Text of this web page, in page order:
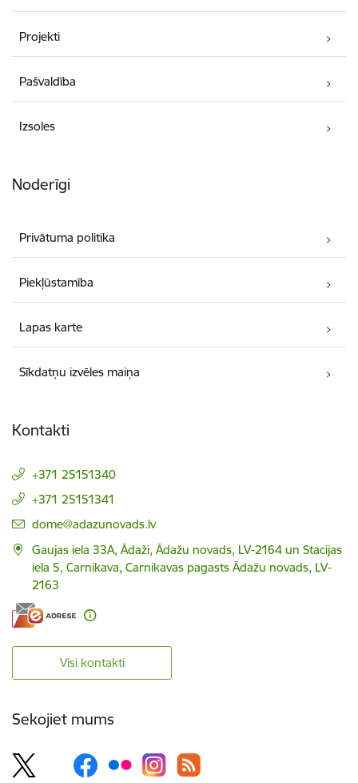
Projekti
Pašvaldība
Izsoles
Noderīgi
Privātuma politika
Piekļūstamība
Lapas karte
Sīkdatņu izvēles maiņa
Kontakti
+371 25151340
+371 25151341
E-pasts:
dome@adazunovads.lv
Gaujas iela 33A, Ādaži, Ādažu novads, LV-2164 un Stacijas
iela 5, Carnikava, Carnikavas pagasts Ādažu novads, LV-
2163
Visi kontakti
Sekojiet mums